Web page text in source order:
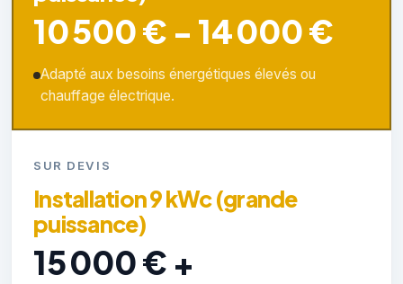
10 500 € - 14 000 €
Adapté aux besoins énergétiques élevés ou
chauffage électrique.
SUR DEVIS
Installation 9 kWc (grande
puissance)
15 000 € +